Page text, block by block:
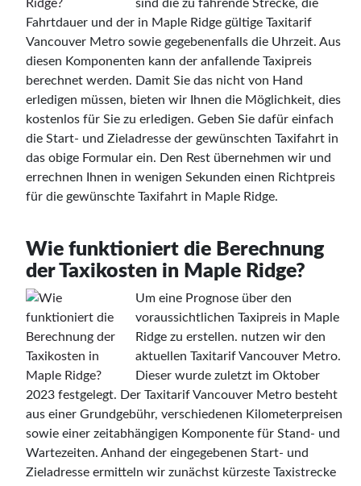
sind die zu fahrende Strecke, die
Fahrtdauer und der in Maple Ridge gültige Taxitarif
Vancouver Metro sowie gegebenenfalls die Uhrzeit. Aus
diesen Komponenten kann der anfallende Taxipreis
berechnet werden. Damit Sie das nicht von Hand
erledigen müssen, bieten wir Ihnen die Möglichkeit, dies
kostenlos für Sie zu erledigen. Geben Sie dafür einfach
die Start- und Zieladresse der gewünschten Taxifahrt in
das obige Formular ein. Den Rest übernehmen wir und
errechnen Ihnen in wenigen Sekunden einen Richtpreis
für die gewünschte Taxifahrt in Maple Ridge.
Wie funktioniert die Berechnung
der Taxikosten in Maple Ridge?
Um eine Prognose über den
voraussichtlichen Taxipreis in Maple
Ridge zu erstellen. nutzen wir den
aktuellen Taxitarif Vancouver Metro.
Dieser wurde zuletzt im Oktober
2023 festgelegt. Der Taxitarif Vancouver Metro besteht
aus einer Grundgebühr, verschiedenen Kilometerpreisen
sowie einer zeitabhängigen Komponente für Stand- und
Wartezeiten. Anhand der eingegebenen Start- und
Zieladresse ermitteln wir zunächst kürzeste Taxistrecke